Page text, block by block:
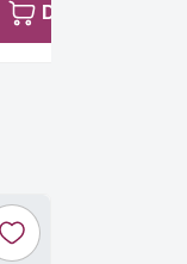
Dodaj do